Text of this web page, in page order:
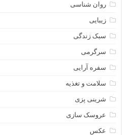
روان شناسی
زیبایی
سبک زندگی
سرگرمی
سفره آرایی
سلامت و تغذیه
شرینی پزی
عروسک سازی
عکس